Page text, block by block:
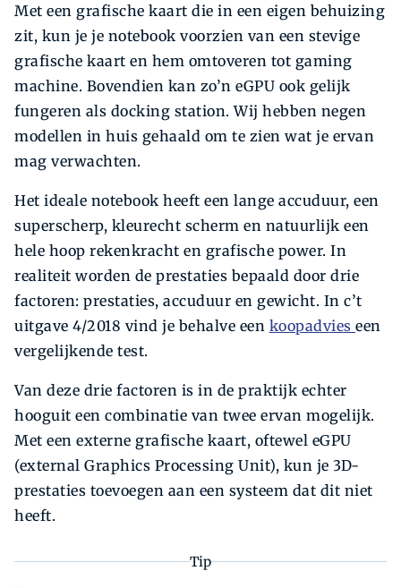
Met een grafische kaart die in een eigen behuizing
zit, kun je je notebook voorzien van een stevige
grafische kaart en hem omtoveren tot gaming
machine. Bovendien kan zo’n eGPU ook gelijk
fungeren als docking station. Wij hebben negen
modellen in huis gehaald om te zien wat je ervan
mag verwachten.
Het ideale notebook heeft een lange accuduur, een
superscherp, kleurecht scherm en natuurlijk een
hele hoop rekenkracht en grafische power. In
realiteit worden de prestaties bepaald door drie
factoren: prestaties, accuduur en gewicht. In c’t
uitgave 4/2018 vind je behalve een koopadvies een
vergelijkende test.
Van deze drie factoren is in de praktijk echter
hooguit een combinatie van twee ervan mogelijk.
Met een externe grafische kaart, oftewel eGPU
(external Graphics Processing Unit), kun je 3D-
prestaties toevoegen aan een systeem dat dit niet
heeft.
Tip